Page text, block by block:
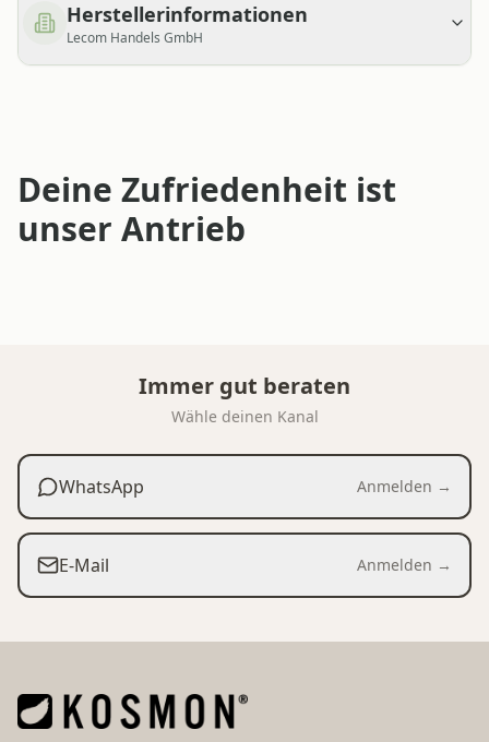
Herstellerinformationen
Lecom Handels GmbH
Deine Zufriedenheit ist
unser Antrieb
Immer gut beraten
Wähle deinen Kanal
WhatsApp Anmelden →
E-Mail Anmelden →